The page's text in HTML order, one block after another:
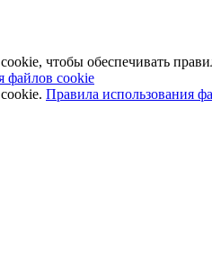
чтобы обеспечивать
файлов cookie
Правила использования